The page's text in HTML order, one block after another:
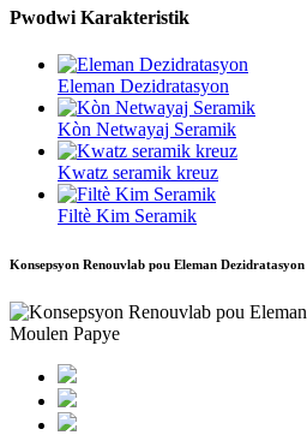
Pwodwi Karakteristik
Eleman Dezidratasyon
Kòn Netwayaj Seramik
Kwatz seramik kreuz
Filtè Kim Seramik
Konsepsyon Renouvlab pou Eleman